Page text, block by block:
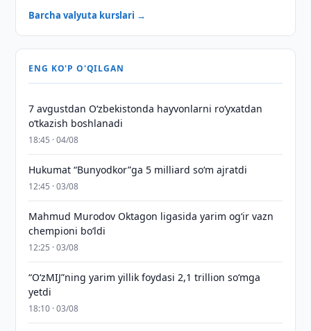
Barcha valyuta kurslari →
ENG KO'P O'QILGAN
7 avgustdan O‘zbekistonda hayvonlarni ro‘yxatdan
o‘tkazish boshlanadi
18:45 · 04/08
Hukumat “Bunyodkor”ga 5 milliard so‘m ajratdi
12:45 · 03/08
Mahmud Murodov Oktagon ligasida yarim og‘ir vazn
chempioni bo‘ldi
12:25 · 03/08
“O‘zMIJ”ning yarim yillik foydasi 2,1 trillion so‘mga
yetdi
18:10 · 03/08